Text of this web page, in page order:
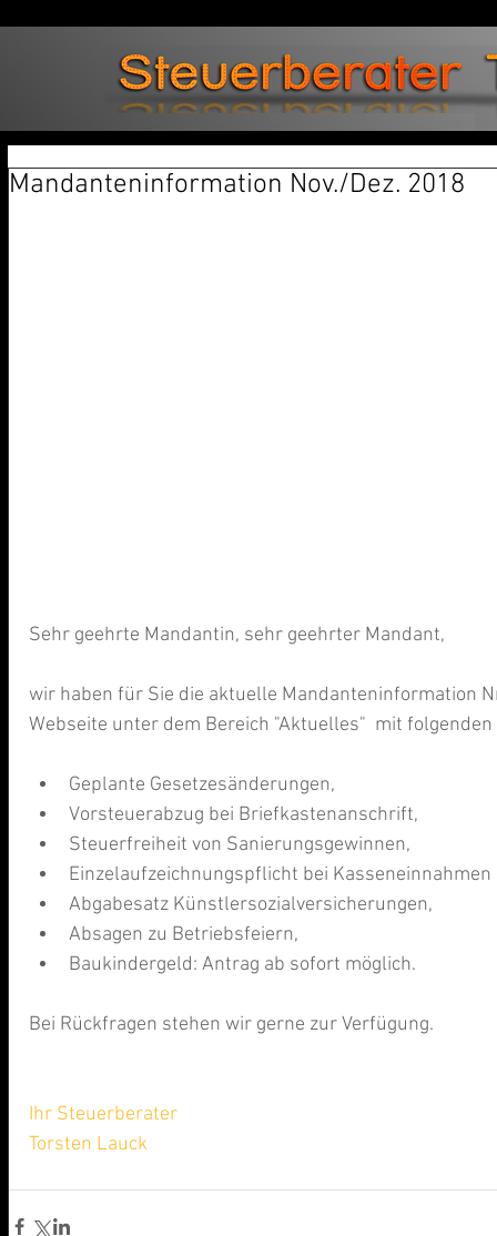
Mandanteninformation Nov./Dez. 2018
Sehr geehrte Mandantin, sehr geehrter Mandant,
wir haben für Sie die aktuelle Mandanteninformation
Webseite unter dem Bereich "Aktuelles"  mit
Geplante Gesetzesänderungen,
Vorsteuerabzug bei Briefkastenanschrift,
Steuerfreiheit von Sanierungsgewinnen,
Einzelaufzeichnungspflicht bei
Abgabesatz Künstlersozialversicherungen,
Absagen zu Betriebsfeiern,
Baukindergeld: Antrag ab sofort möglich.
Bei Rückfragen stehen wir gerne zur Verfügung.
Ihr Steuerberater
Torsten Lauck